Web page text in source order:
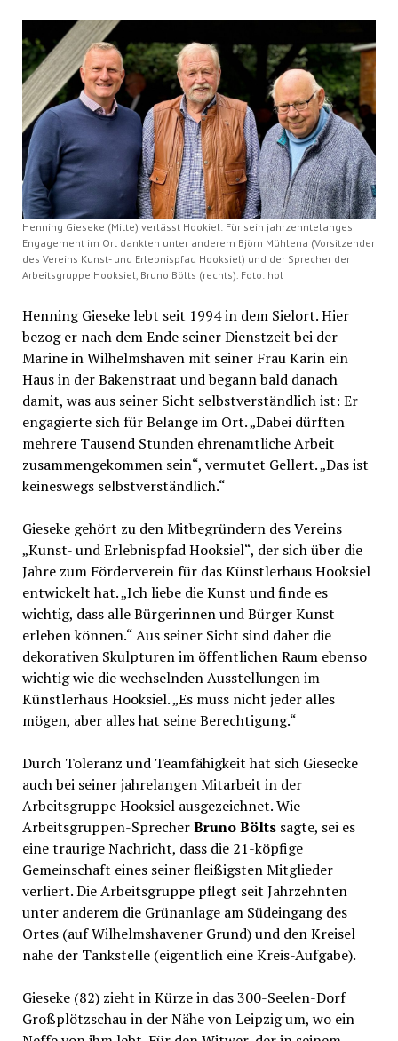
Henning Gieseke (Mitte) verlässt Hookiel: Für sein jahrzehntelanges
Engagement im Ort dankten unter anderem Björn Mühlena (Vorsitzender
des Vereins Kunst- und Erlebnispfad Hooksiel) und der Sprecher der
Arbeitsgruppe Hooksiel, Bruno Bölts (rechts). Foto: hol
Henning Gieseke lebt seit 1994 in dem Sielort. Hier
bezog er nach dem Ende seiner Dienstzeit bei der
Marine in Wilhelmshaven mit seiner Frau Karin ein
Haus in der Bakenstraat und begann bald danach
damit, was aus seiner Sicht selbstverständlich ist: Er
engagierte sich für Belange im Ort. „Dabei dürften
mehrere Tausend Stunden ehrenamtliche Arbeit
zusammengekommen sein“, vermutet Gellert. „Das ist
keineswegs selbstverständlich.“
Gieseke gehört zu den Mitbegründern des Vereins
„Kunst- und Erlebnispfad Hooksiel“, der sich über die
Jahre zum Förderverein für das Künstlerhaus Hooksiel
entwickelt hat. „Ich liebe die Kunst und finde es
wichtig, dass alle Bürgerinnen und Bürger Kunst
erleben können.“ Aus seiner Sicht sind daher die
dekorativen Skulpturen im öffentlichen Raum ebenso
wichtig wie die wechselnden Ausstellungen im
Künstlerhaus Hooksiel. „Es muss nicht jeder alles
mögen, aber alles hat seine Berechtigung.“
Durch Toleranz und Teamfähigkeit hat sich Giesecke
auch bei seiner jahrelangen Mitarbeit in der
Arbeitsgruppe Hooksiel ausgezeichnet. Wie
Arbeitsgruppen-SprecherBruno Bölts sagte, sei es
eine traurige Nachricht, dass die 21-köpfige
Gemeinschaft eines seiner fleißigsten Mitglieder
verliert. Die Arbeitsgruppe pflegt seit Jahrzehnten
unter anderem die Grünanlage am Südeingang des
Ortes (auf Wilhelmshavener Grund) und den Kreisel
nahe der Tankstelle (eigentlich eine Kreis-Aufgabe).
Gieseke (82) zieht in Kürze in das 300-Seelen-Dorf
Großplötzschau in der Nähe von Leipzig um, wo ein